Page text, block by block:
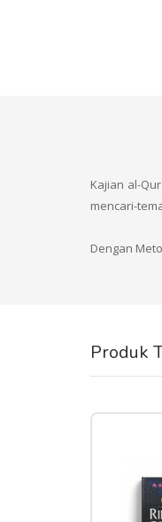
Kajian al-
mencari-
Dengan
Produk